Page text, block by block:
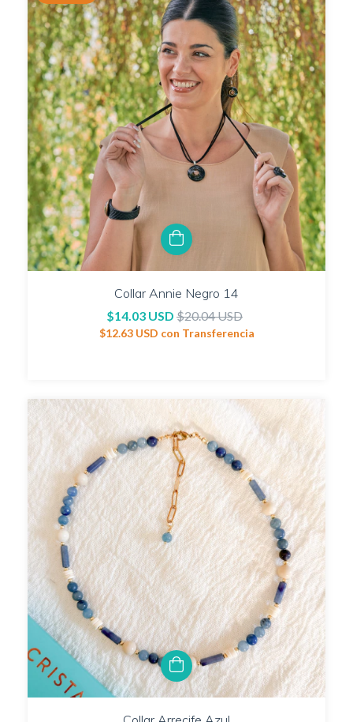
Collar Annie Negro 14
$14.03 USD $20.04 USD
$12.63 USD con Transferencia